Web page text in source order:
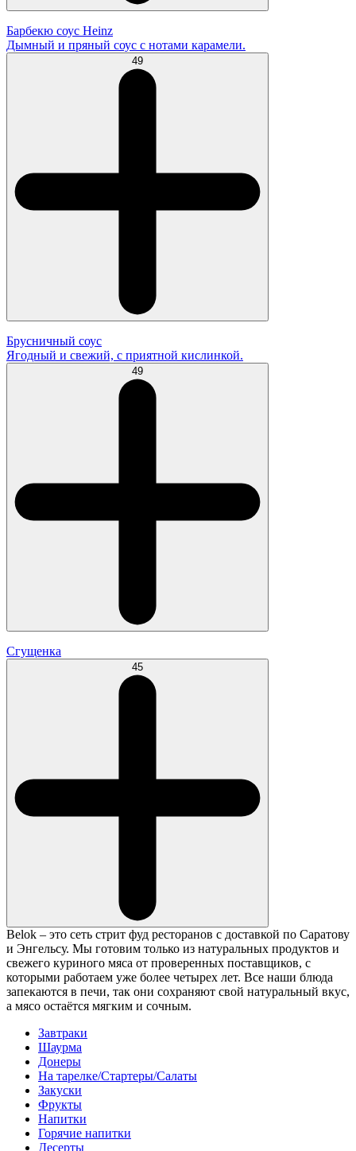
Барбекю соус Heinz
Дымный и пряный соус с нотами карамели.
49
Брусничный соус
Ягодный и свежий, с приятной кислинкой.
49
Сгущенка
45
Belok – это сеть стрит фуд ресторанов с доставкой по Саратову
и Энгельсу. Мы готовим только из натуральных продуктов и
свежего куриного мяса от проверенных поставщиков, с
которыми работаем уже более четырех лет. Все наши блюда
запекаются в печи, так они сохраняют свой натуральный вкус,
а мясо остаётся мягким и сочным.
Завтраки
Шаурма
Донеры
На тарелке/Стартеры/Салаты
Закуски
Фрукты
Напитки
Горячие напитки
Десерты